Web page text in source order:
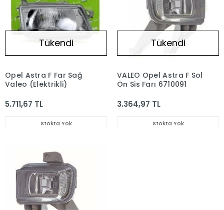
Tükendi
Opel Astra F Far Sağ
Valeo (Elektrikli)
5.711,67 TL
Stokta Yok
Tükendi
VALEO Opel Astra F Sol
Ön Sis Farı 6710091
3.364,97 TL
Stokta Yok